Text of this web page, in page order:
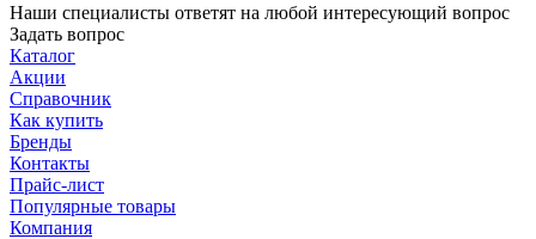
Наши специалисты ответят на любой интересующий вопрос
Задать вопрос
Каталог
Акции
Справочник
Как купить
Бренды
Контакты
Прайс-лист
Популярные товары
Компания